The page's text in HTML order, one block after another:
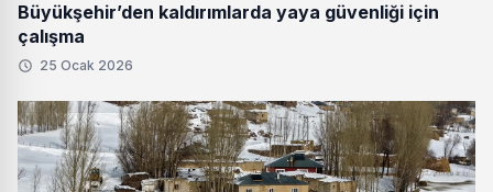
Büyükşehir’den kaldırımlarda yaya güvenliği için
çalışma
25 Ocak 2026